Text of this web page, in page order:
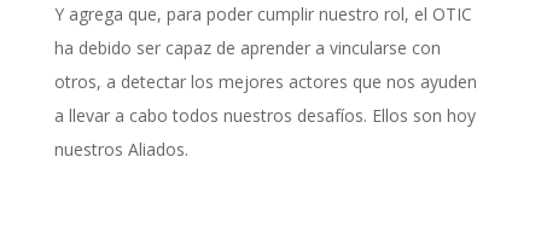
Y agrega que, para poder cumplir nuestro rol, el OTIC
ha debido ser capaz de aprender a vincularse con
otros, a detectar los mejores actores que nos ayuden
a llevar a cabo todos nuestros desafíos. Ellos son hoy
nuestros Aliados.